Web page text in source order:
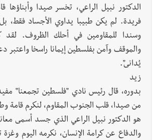
الدكتور نبيل الراعي، تخسر صيدا وأبناؤها
فريدة. لم يكن طبيبا يداوي الأجساد فقط،
وسندا للمقاومين في أحلك الظروف.
والموقف وآمن بفلسطين إيمانا راسخا واعتبر
يُدانى".
زيد
بدوره، قال رئيس نادي "فلسطين تجمعنا"
من صيدا، قلب الجنوب المقاوم، لنكرم قامة
هو الدكتور نبيل الراعي الذي جسد أسمى
والدفاع عن كرامة الإنسان، نكرمه اليوم